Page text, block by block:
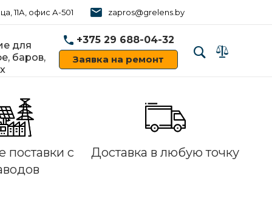
11А, офис А-501 zapros@grelens.by
для
баров,
+375 29 688-04-32
Заявка на ремонт
с
Доставка в любую точку